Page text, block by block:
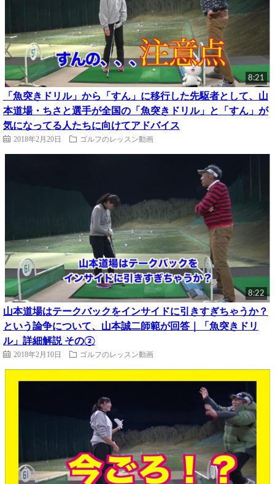
8:21
「魚突きドリル」から「すん」に移行した先駆者として、山
本道場・ちさと選手が全国の「魚突きドリル」と「すん」が
気になってる人たちに向けてアドバイス
2018年2月20日 ゴルフのレッスン動画
8:22
山本道場はテークバックをインサイドに引きすぎちゃうか？
という論争について、山本誠二師範が回答｜「魚突きドリ
ル」詳細解説 その②
2018年2月10日 ゴルフのレッスン動画